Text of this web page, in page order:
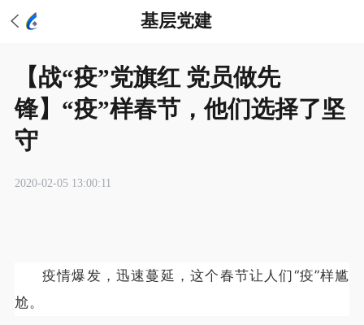
基层党建
【战“疫”党旗红 党员做先
锋】“疫”样春节，他们选择了坚
守
2020-02-05 13:00:11
疫情爆发，迅速蔓延，这个春节让人们“疫”样尴
尬。